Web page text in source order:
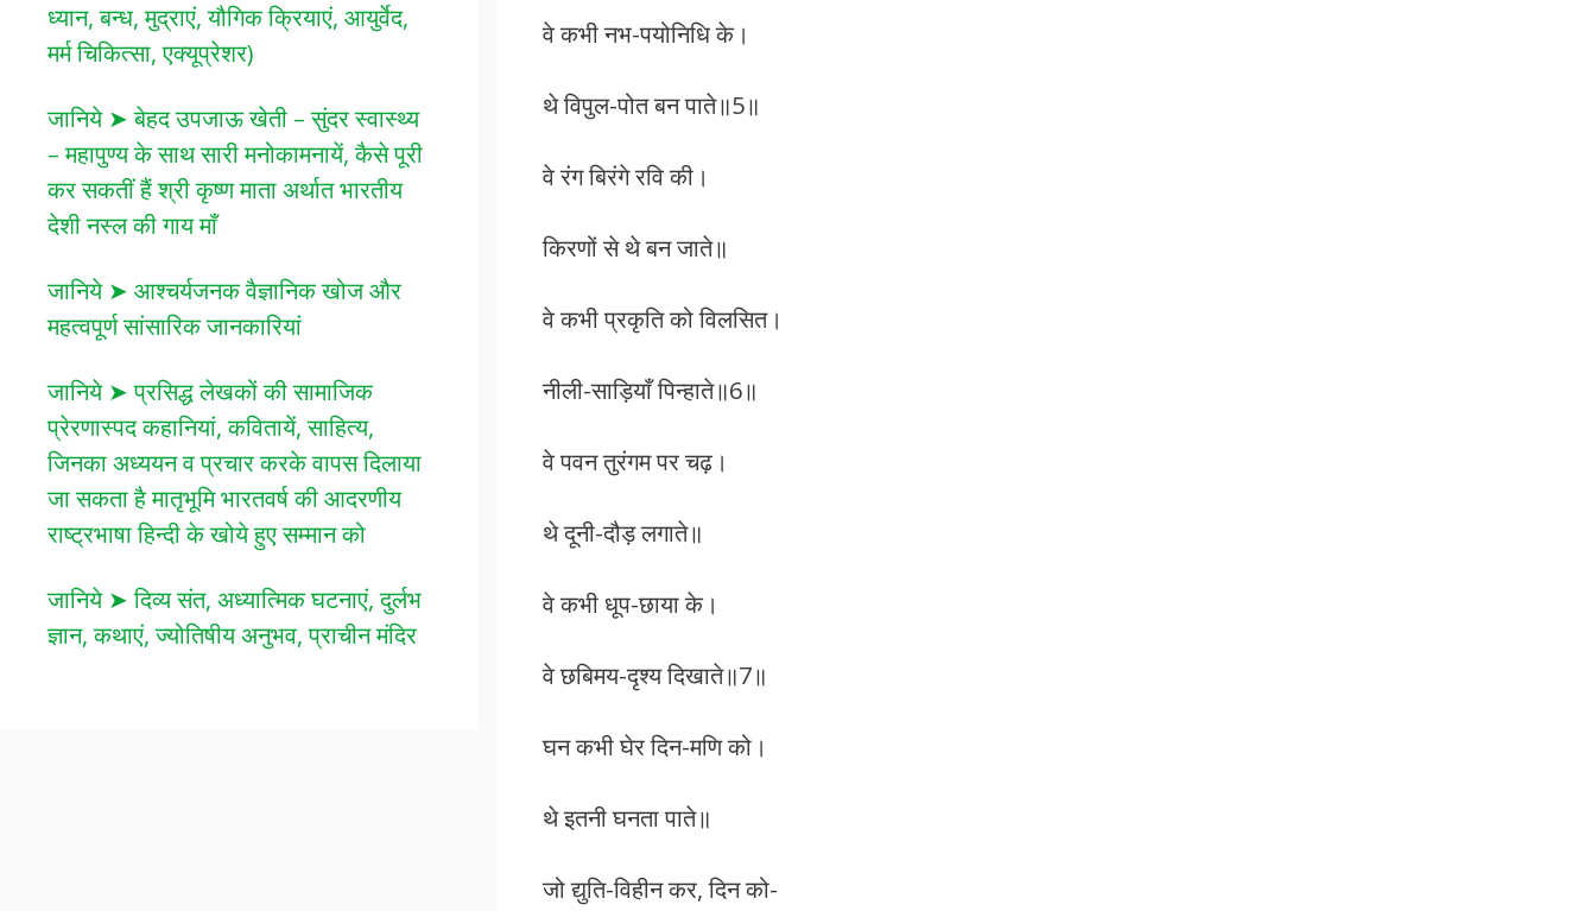
वे कभी नभ-पयोनिधि के।
थे विपुल-पोत बन पाते॥5॥
वे रंग बिरंगे रवि की।
किरणों से थे बन जाते॥
वे कभी प्रकृति को विलसित।
नीली-साड़ियाँ पिन्हाते॥6॥
वे पवन तुरंगम पर चढ़।
थे दूनी-दौड़ लगाते॥
वे कभी धूप-छाया के।
वे छबिमय-दृश्य दिखाते॥7॥
घन कभी घेर दिन-मणि को।
थे इतनी घनता पाते॥
जो द्युति-विहीन कर, दिन को-
ध्यान, बन्ध, मुद्राएं, यौगिक क्रियाएं, आयुर्वेद,
मर्म चिकित्सा, एक्यूप्रेशर)
जानिये ➤ बेहद उपजाऊ खेती – सुंदर स्वास्थ्य
– महापुण्य के साथ सारी मनोकामनायें, कैसे पूरी
कर सकतीं हैं श्री कृष्ण माता अर्थात भारतीय
देशी नस्ल की गाय माँ
जानिये ➤ आश्चर्यजनक वैज्ञानिक खोज और
महत्वपूर्ण सांसारिक जानकारियां
जानिये ➤ प्रसिद्ध लेखकों की सामाजिक
प्रेरणास्पद कहानियां, कवितायें, साहित्य,
जिनका अध्ययन व प्रचार करके वापस दिलाया
जा सकता है मातृभूमि भारतवर्ष की आदरणीय
राष्ट्रभाषा हिन्दी के खोये हुए सम्मान को
जानिये ➤ दिव्य संत, अध्यात्मिक घटनाएं, दुर्लभ
ज्ञान, कथाएं, ज्योतिषीय अनुभव, प्राचीन मंदिर